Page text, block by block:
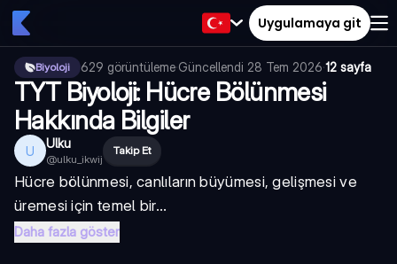
Uygulamaya git
Biyoloji 629 görüntüleme·Güncellendi 28 Tem 2026·12 sayfa
TYT Biyoloji: Hücre Bölünmesi
Hakkında Bilgiler
U Ulku
@ulku_ikwij
Takip Et
Hücre bölünmesi, canlıların büyümesi, gelişmesi ve
üremesi için temel bir...
Daha fazla göster